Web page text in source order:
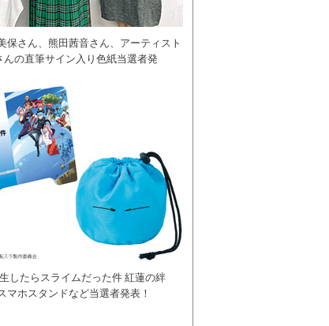
さん、熊田茜音さん、アーティスト
の直筆サイン入り色紙当選者発
したらスライムだった件 紅蓮の絆
マホスタンドなど当選者発表！